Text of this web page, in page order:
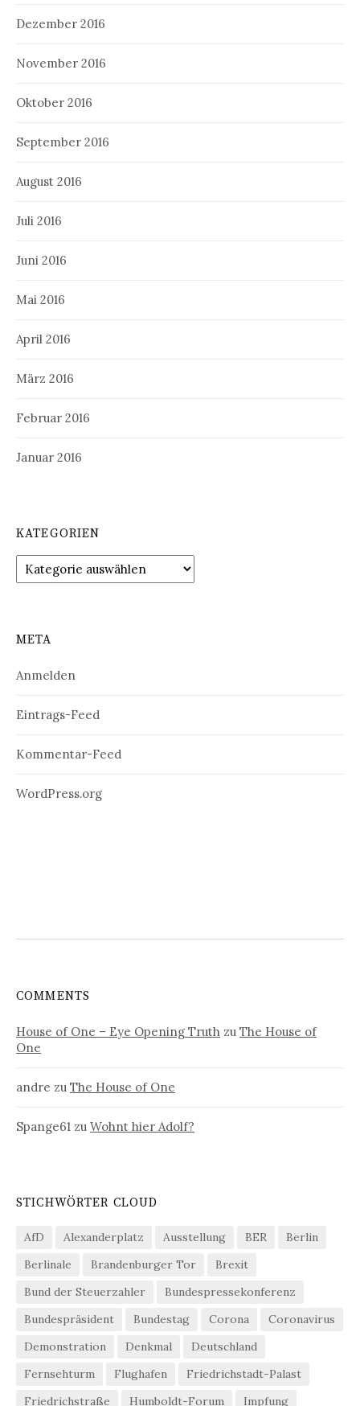
Dezember 2016
November 2016
Oktober 2016
September 2016
August 2016
Juli 2016
Juni 2016
Mai 2016
April 2016
März 2016
Februar 2016
Januar 2016
KATEGORIEN
Kategorien
META
Anmelden
Eintrags-Feed
Kommentar-Feed
WordPress.org
COMMENTS
House of One – Eye Opening Truth zu The House of
One
andre zu The House of One
Spange61 zu Wohnt hier Adolf?
STICHWÖRTER CLOUD
AfD Alexanderplatz Ausstellung BER
Berlin
Berlinale
Brandenburger Tor
Brexit
Bund der Steuerzahler
Bundespressekonferenz
Bundespräsident
Bundestag Corona
Coronavirus
Demonstration
Denkmal
Deutschland
Fernsehturm
Flughafen
Friedrichstadt-Palast
Friedrichstraße
Humboldt-Forum Impfung